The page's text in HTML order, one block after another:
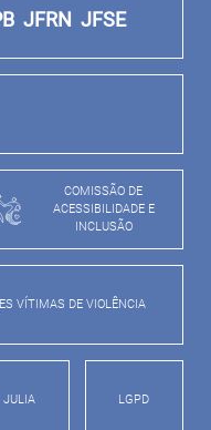
JFRN JFSE
COMISSÃO DE
ACESSIBILIDADE E
INCLUSÃO
VÍTIMAS DE VIOLÊNCIA
JULIA LGPD